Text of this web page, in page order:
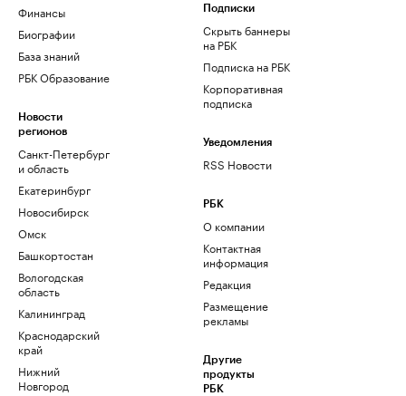
Финансы
Биографии
База знаний
РБК Образование
Новости
регионов
Санкт-Петербург
и область
Екатеринбург
Новосибирск
Омск
Башкортостан
Вологодская
область
Калининград
Краснодарский
край
Нижний
Новгород
Подписки
Скрыть баннеры
на РБК
Подписка на РБК
Корпоративная
подписка
Уведомления
RSS Новости
РБК
О компании
Контактная
информация
Редакция
Размещение
рекламы
Другие
продукты
РБК